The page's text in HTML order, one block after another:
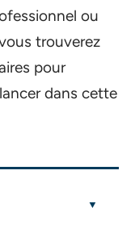
ou
trouverez
pour
dans cette